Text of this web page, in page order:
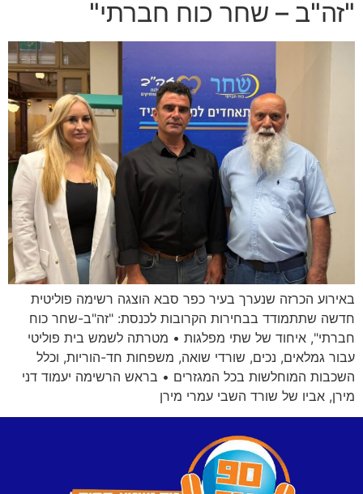
"זה"ב – שחר כוח חברתי"
באירוע הכרזה שנערך בעיר כפר סבא הוצגה רשימה פוליטית
חדשה שתתמודד בבחירות הקרובות לכנסת: "זה"ב-שחר כוח
חברתי", איחוד של שתי מפלגות • מטרתה לשמש בית פוליטי
עבור גמלאים, נכים, שורדי שואה, משפחות חד-הוריות, וכלל
השכבות המוחלשות בכל המגזרים • בראש הרשימה יעמוד דני
מירן, אביו של שורד השבי עמרי מירן